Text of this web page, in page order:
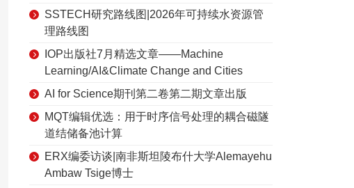
SSTECH研究路线图|2026年可持续水资源管
理路线图
IOP出版社7月精选文章——Machine
Learning/AI&Climate Change and Cities
AI for Science期刊第二卷第二期文章出版
MQT编辑优选：用于时序信号处理的耦合磁隧
道结储备池计算
ERX编委访谈|南非斯坦陵布什大学Alemayehu
Ambaw Tsige博士